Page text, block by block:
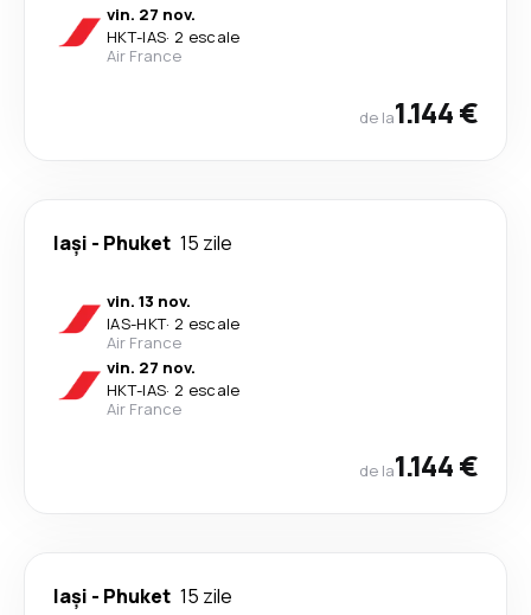
vin. 27 nov.
HKT-IAS· 2 escale
Air France
de la1.144 €
Iași - Phuket 15 zile
vin. 13 nov.
IAS-HKT· 2 escale
Air France
vin. 27 nov.
HKT-IAS· 2 escale
Air France
de la1.144 €
Iași - Phuket 15 zile